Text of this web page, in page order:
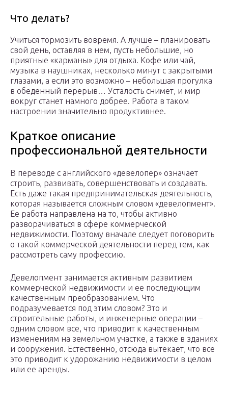
Что делать?
Учиться тормозить вовремя. А лучше – планировать
свой день, оставляя в нем, пусть небольшие, но
приятные «карманы» для отдыха. Кофе или чай,
музыка в наушниках, несколько минут с закрытыми
глазами, а если это возможно – небольшая прогулка
в обеденный перерыв… Усталость снимет, и мир
вокруг станет намного добрее. Работа в таком
настроении значительно продуктивнее.
Краткое описание
профессиональной деятельности
В переводе с английского «девелопер» означает
строить, развивать, совершенствовать и создавать.
Есть даже такая предпринимательская деятельность,
которая называется сложным словом «девелопмент».
Ее работа направлена на то, чтобы активно
разворачиваться в сфере коммерческой
недвижимости. Поэтому вначале следует поговорить
о такой коммерческой деятельности перед тем, как
рассмотреть саму профессию.
Девелопмент занимается активным развитием
коммерческой недвижимости и ее последующим
качественным преобразованием. Что
подразумевается под этим словом? Это и
строительные работы, и инженерные операции –
одним словом все, что приводит к качественным
изменениям на земельном участке, а также в зданиях
и сооружения. Естественно, отсюда вытекает, что все
это приводит к удорожанию недвижимости в целом
или ее аренды.